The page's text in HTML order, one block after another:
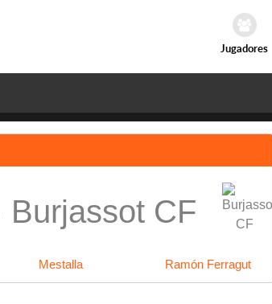
Jugadores
Burjassot CF
Mestalla Ramón Ferragut